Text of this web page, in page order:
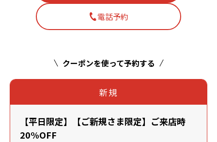
電話予約
クーポンを使って予約する
新規
【平日限定】【ご新規さま限定】ご来店時
20%OFF